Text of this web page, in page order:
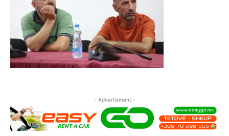
- Advertisment -